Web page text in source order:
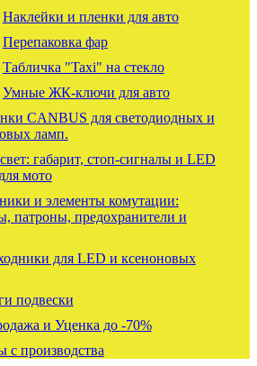
Наклейки и пленки для авто
Перепаковка фар
Табличка "Taxi" на стекло
Умные ЖК-ключи для авто
CANBUS для светодиодных и
ламп.
габарит, стоп-сигналы и LED
мото
и элементы комутации:
патроны, предохранители и
для LED и ксеноновых
подвески
и Уценка до -70%
с производства